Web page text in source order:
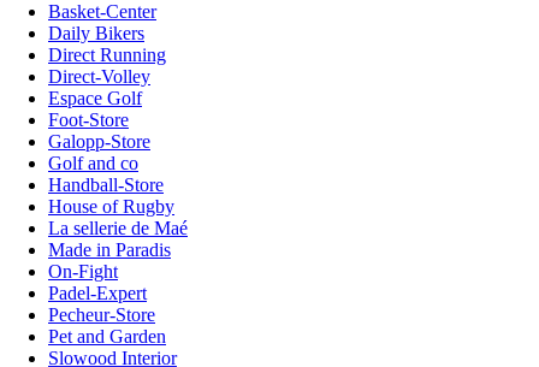
Basket-Center
Daily Bikers
Direct Running
Direct-Volley
Espace Golf
Foot-Store
Galopp-Store
Golf and co
Handball-Store
House of Rugby
La sellerie de Maé
Made in Paradis
On-Fight
Padel-Expert
Pecheur-Store
Pet and Garden
Slowood Interior